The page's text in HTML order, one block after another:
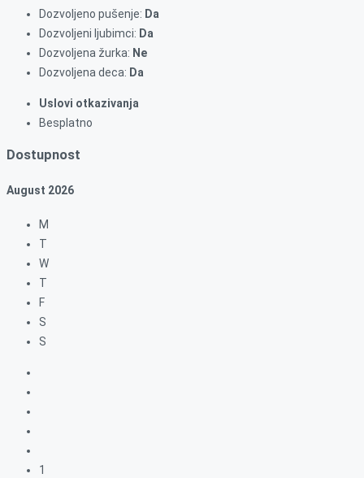
Dozvoljeno pušenje: Da
Dozvoljeni ljubimci: Da
Dozvoljena žurka: Ne
Dozvoljena deca: Da
Uslovi otkazivanja
Besplatno
Dostupnost
August 2026
M
T
W
T
F
S
S
1